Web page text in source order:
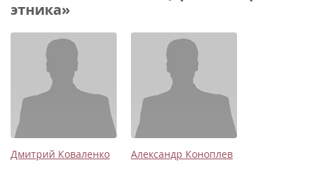
этника»
Дмитрий Коваленко Александр Коноплев